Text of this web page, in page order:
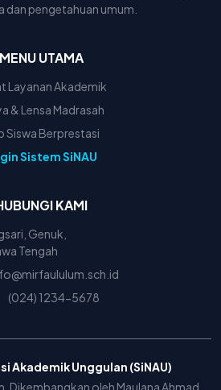
dan pengetahuan umum.
MENU UTAMA
Layanan Akademik
& Lensa Madrasah
Siswa Berprestasi
Sistem SiNAU
KAMI
Genuk,
Tengah
(024) 1234-5678
Akademik Unggulan (SiNAU)
Dikembangkan oleh Maulana Ahmad